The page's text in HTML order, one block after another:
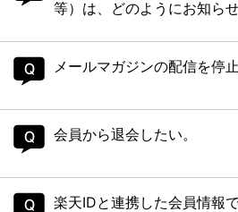
等）は、どのようにお知ら
メールマガジンの配信を停止
会員から退会したい。
楽天IDと連携した会員情報